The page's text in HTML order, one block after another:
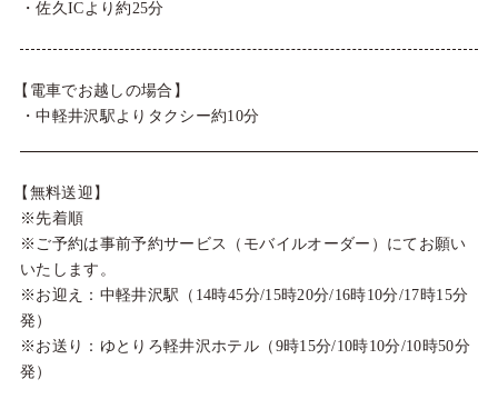
・佐久ICより約25分
【電車でお越しの場合】
・中軽井沢駅よりタクシー約10分
【無料送迎】
※先着順
※ご予約は事前予約サービス（モバイルオーダー）にてお願い
いたします。
※お迎え：中軽井沢駅（14時45分/15時20分/16時10分/17時15分
発）
※お送り：ゆとりろ軽井沢ホテル（9時15分/10時10分/10時50分
発）